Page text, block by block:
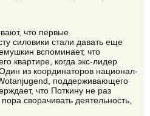
что первые
силовики стали давать еще
вспоминает, что
квартире, когда экс-лидер
из координаторов национал-
поддерживающего
что Поткину не раз
сворачивать деятельность,